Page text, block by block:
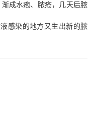
成水疱、脓疮，几天后脓
感染的地方又生出新的脓